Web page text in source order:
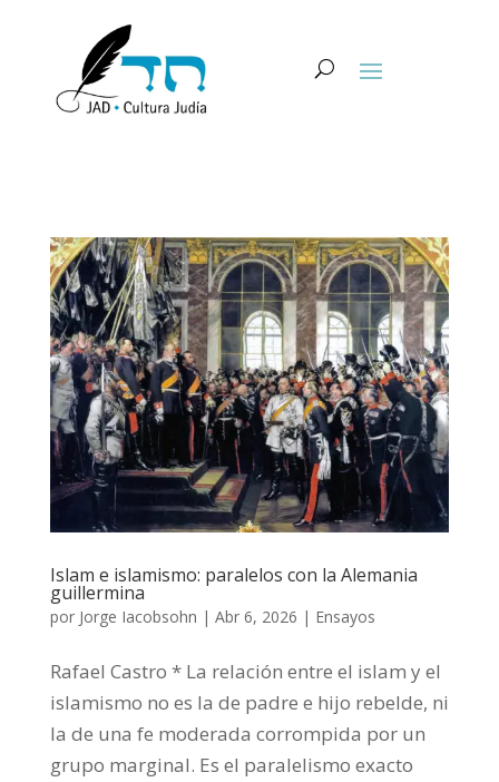
Islam e islamismo: paralelos con la Alemania
guillermina
por Jorge Iacobsohn | Abr 6, 2026 | Ensayos
Rafael Castro * La relación entre el islam y el
islamismo no es la de padre e hijo rebelde, ni
la de una fe moderada corrompida por un
grupo marginal. Es el paralelismo exacto